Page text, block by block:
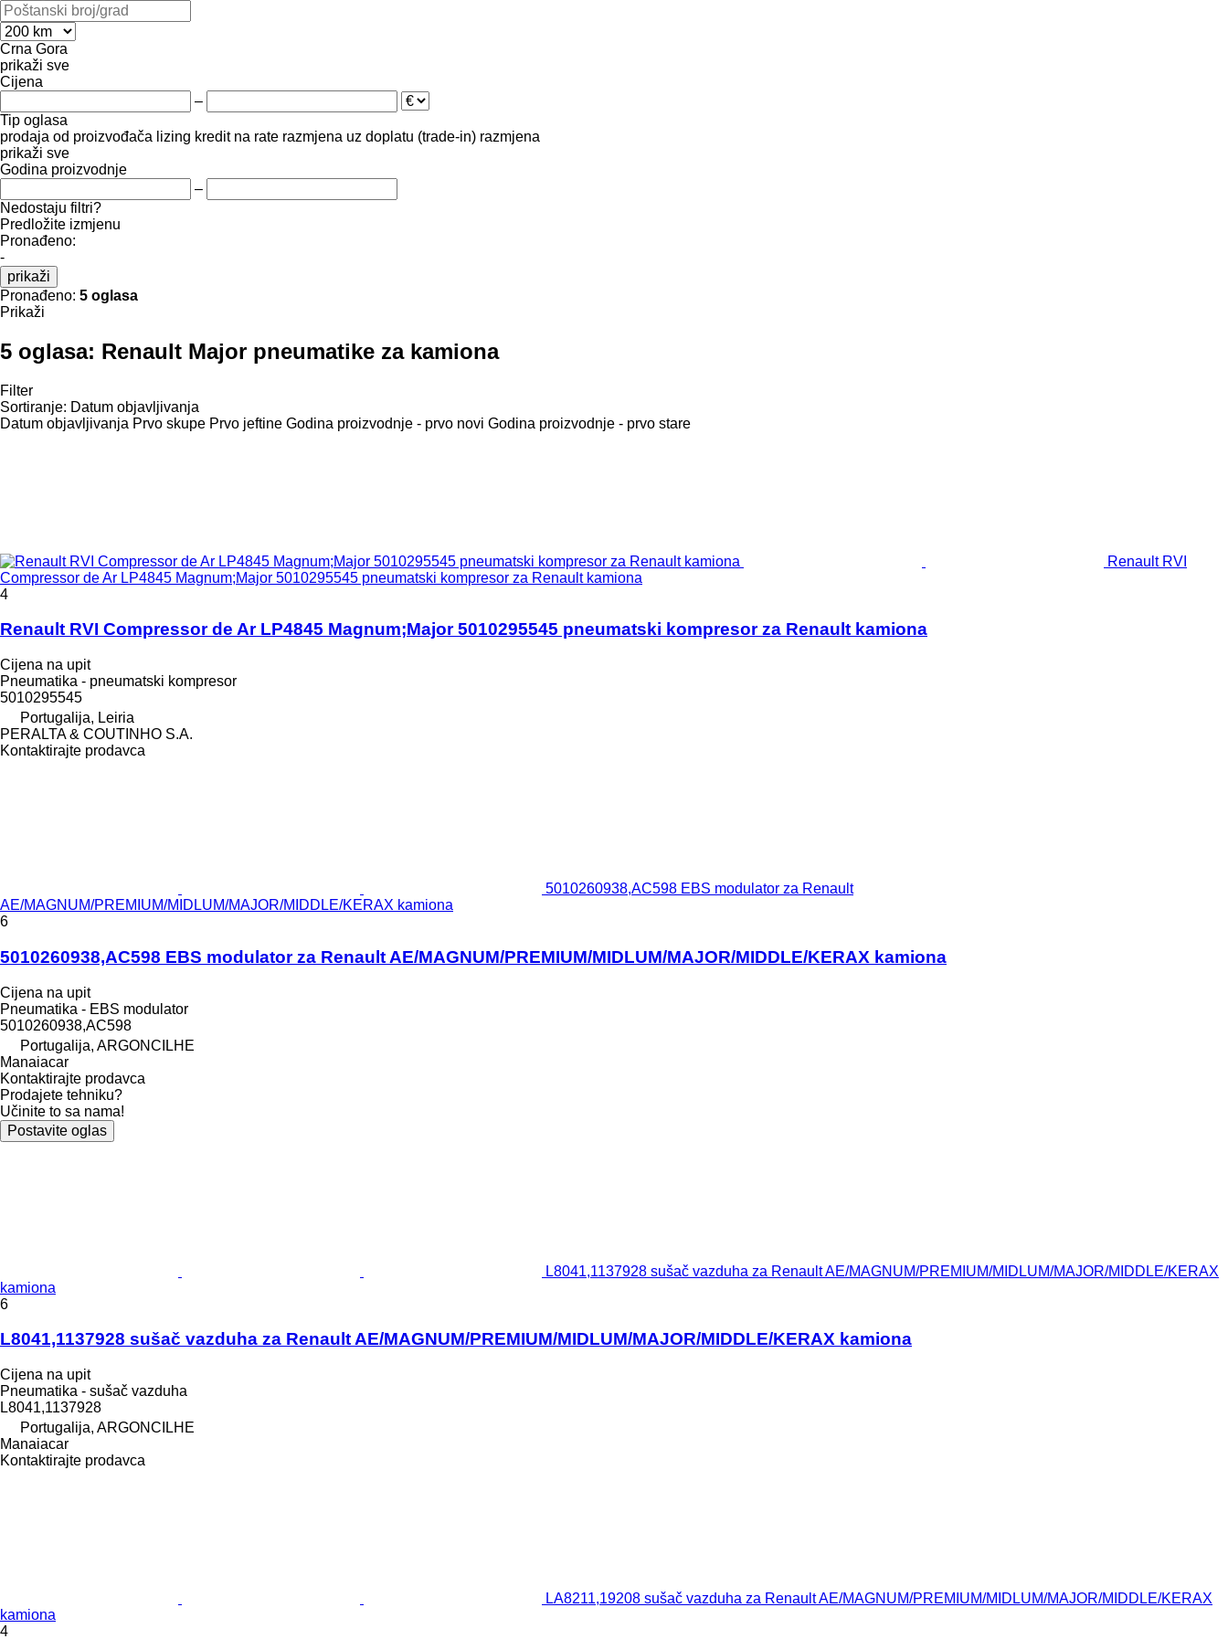
Crna Gora
prikaži sve
Cijena
–
Tip oglasa
prodaja od proizvođača lizing kredit na rate razmjena uz doplatu (trade-in) razmjena
prikaži sve
Godina proizvodnje
–
Nedostaju filtri?
Predložite izmjenu
Pronađeno:
-
prikaži
Pronađeno: 5 oglasa
Prikaži
5 oglasa: Renault Major pneumatikе za kamiona
Filter
Sortiranje: Datum objavljivanja
Datum objavljivanja Prvo skupe Prvo jeftine Godina proizvodnje - prvo novi Godina proizvodnje - prvo stare
Renault RVI
Compressor de Ar LP4845 Magnum;Major 5010295545 pneumatski kompresor za Renault kamiona
4
Renault RVI Compressor de Ar LP4845 Magnum;Major 5010295545 pneumatski kompresor za Renault kamiona
Cijena na upit
Pneumatika - pneumatski kompresor
5010295545
Portugalija, Leiria
PERALTA & COUTINHO S.A.
Kontaktirajte prodavca
5010260938,AC598 EBS modulator za Renault
AE/MAGNUM/PREMIUM/MIDLUM/MAJOR/MIDDLE/KERAX kamiona
6
5010260938,AC598 EBS modulator za Renault AE/MAGNUM/PREMIUM/MIDLUM/MAJOR/MIDDLE/KERAX kamiona
Cijena na upit
Pneumatika - EBS modulator
5010260938,AC598
Portugalija, ARGONCILHE
Manaiacar
Kontaktirajte prodavca
Prodajete tehniku?
Učinite to sa nama!
Postavite oglas
L8041,1137928 sušač vazduha za Renault AE/MAGNUM/PREMIUM/MIDLUM/MAJOR/MIDDLE/KERAX
kamiona
6
L8041,1137928 sušač vazduha za Renault AE/MAGNUM/PREMIUM/MIDLUM/MAJOR/MIDDLE/KERAX kamiona
Cijena na upit
Pneumatika - sušač vazduha
L8041,1137928
Portugalija, ARGONCILHE
Manaiacar
Kontaktirajte prodavca
LA8211,19208 sušač vazduha za Renault AE/MAGNUM/PREMIUM/MIDLUM/MAJOR/MIDDLE/KERAX
kamiona
4